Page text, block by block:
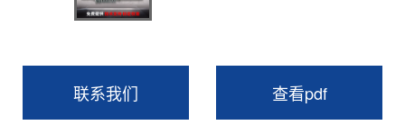
联系我们 查看pdf